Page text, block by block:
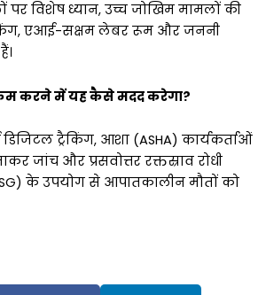
पर विशेष ध्यान, उच्च जोखिम मामलों की
एआई-सक्षम लेबर रूम और जननी
करने में यह कैसे मदद करेगा?
ट्रैकिंग, आशा (ASHA) कार्यकर्ताओं
जांच और प्रसवोत्तर रक्तस्राव रोधी
के उपयोग से आपातकालीन मौतों को